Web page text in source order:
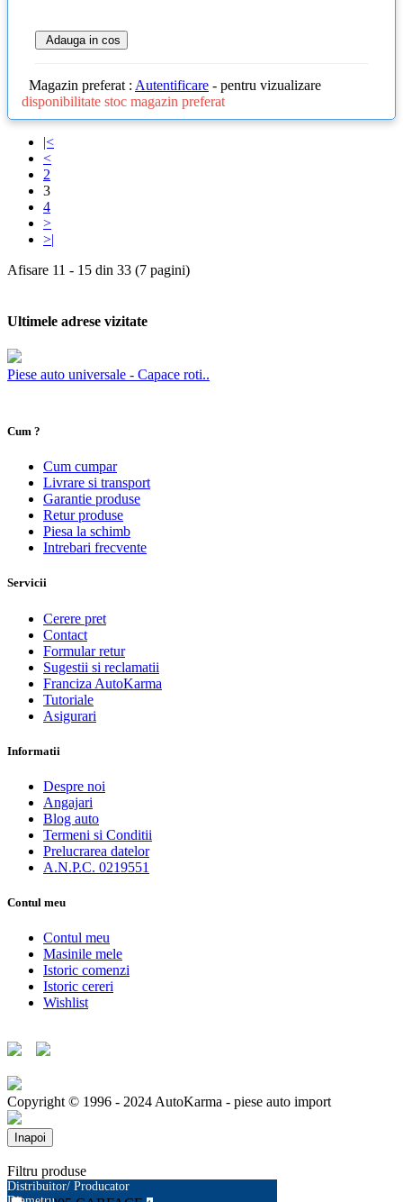
Adauga in cos
Magazin preferat : Autentificare - pentru vizualizare
disponibilitate stoc magazin preferat
|<
<
2
3
4
>
>|
Afisare 11 - 15 din 33 (7 pagini)
Ultimele adrese vizitate
Piese auto universale - Capace roti..
Cum ?
Cum cumpar
Livrare si transport
Garantie produse
Retur produse
Piesa la schimb
Intrebari frecvente
Servicii
Cerere pret
Contact
Formular retur
Sugestii si reclamatii
Franciza AutoKarma
Tutoriale
Asigurari
Informatii
Despre noi
Angajari
Blog auto
Termeni si Conditii
Prelucrarea datelor
A.N.P.C. 0219551
Contul meu
Contul meu
Masinile mele
Istoric comenzi
Istoric cereri
Wishlist
Copyright © 1996 - 2024 AutoKarma - piese auto import
Inapoi
Filtru produse
Distribuitor/ Producator